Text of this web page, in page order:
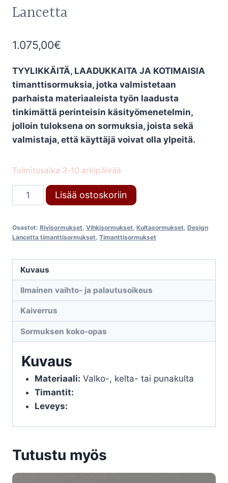
Lancetta
1.075,00€
TYYLIKKÄITÄ, LAADUKKAITA JA KOTIMAISIA
timanttisormuksia, jotka valmistetaan
parhaista materiaaleista työn laadusta
tinkimättä perinteisin käsityömenetelmin,
jolloin tuloksena on sormuksia, joista sekä
valmistaja, että käyttäjä voivat olla ylpeitä.
Toimitusaika 3-10 arkipäivää
Timanttisormus
669
Lancetta
Lisää ostoskoriin
Osastot: Rivisormukset, Vihkisormukset, Kultasormukset, Design
Lancetta timanttisormukset, Timanttisormukset
Kuvaus
Ilmainen vaihto- ja palautusoikeus
Kaiverrus
Sormuksen koko-opas
Kuvaus
Materiaali: Valko-, kelta- tai punakulta
Timantit:
Leveys:
Tutustu myös